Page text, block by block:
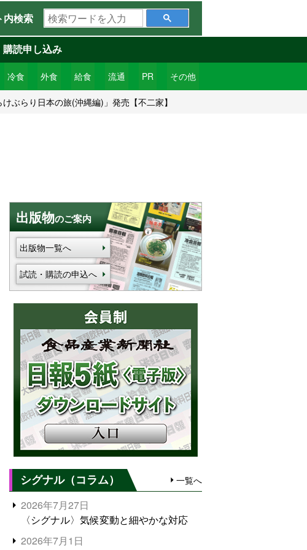
内検索
検
索
ワ
ー
ド
を
入
冷食 外食 給食 流通 PR その他
購読申し込み
ぶらり日本の旅(沖縄編)」発売【不二家】
出版物のご案内
出版物一覧へ
試読・購読の申込へ
シグナル（コラム） 一覧へ
2026年7月27日
〈シグナル〉気候変動と細やかな対応
2026年7月1日